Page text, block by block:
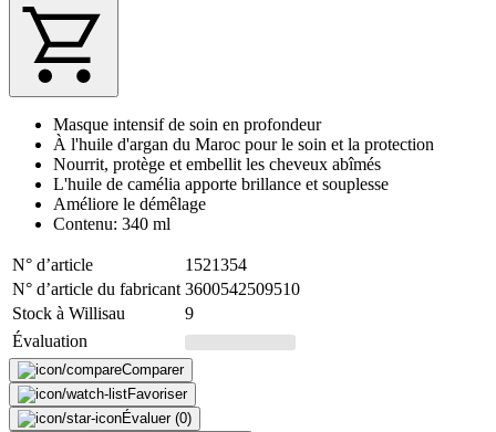
Masque intensif de soin en profondeur
À l'huile d'argan du Maroc pour le soin et la protection
Nourrit, protège et embellit les cheveux abîmés
L'huile de camélia apporte brillance et souplesse
Améliore le démêlage
Contenu: 340 ml
N° d’article
1521354
N° d’article du fabricant 3600542509510
Stock à Willisau
9
Évaluation
Comparer
Favoriser
Évaluer (0)